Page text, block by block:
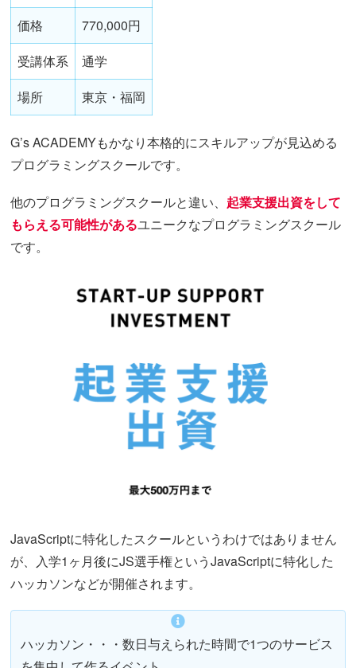
価格
770,000円
受講体系
通学
場所
東京・福岡
G’s ACADEMYもかなり本格的にスキルアップが見込める
プログラミングスクールです。
他のプログラミングスクールと違い、 起業支援出資をして
もらえる可能性があるユニークなプログラミングスクール
です。
JavaScriptに特化したスクールというわけではありません
が、入学1ヶ月後にJS選手権というJavaScriptに特化した
ハッカソンなどが開催されます。
ハッカソン・・・数日与えられた時間で1つのサービス